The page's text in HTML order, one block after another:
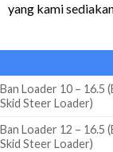
yang kami
Ban Loader 10 – 16.5
Skid Steer Loader)
Ban Loader 12 – 16.5
Skid Steer Loader)